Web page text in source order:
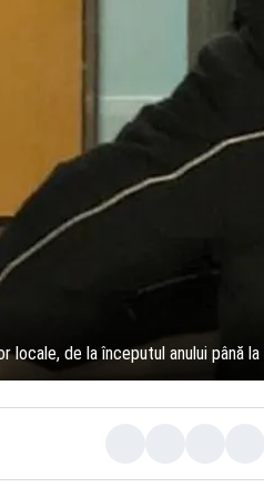
locale, de la începutul anului până